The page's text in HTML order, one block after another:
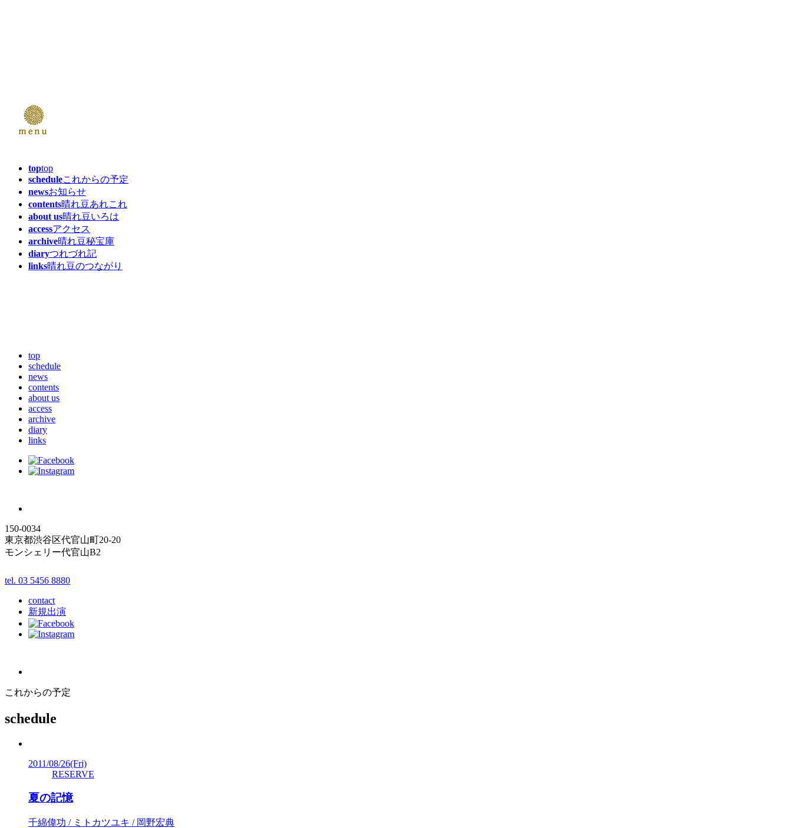
toptop
scheduleこれからの予定
newsお知らせ
contents晴れ豆あれこれ
about us晴れ豆いろは
accessアクセス
archive晴れ豆秘宝庫
diaryつれづれ記
links晴れ豆のつながり
top
schedule
news
contents
about us
access
archive
diary
links
150-0034
東京都渋谷区代官山町20-20
モンシェリー代官山B2
tel. 03 5456 8880
contact
新規出演
これからの予定
schedule
2011/08/26(Fri)
RESERVE
夏の記憶
千綿偉功 / ミトカツユキ / 岡野宏典